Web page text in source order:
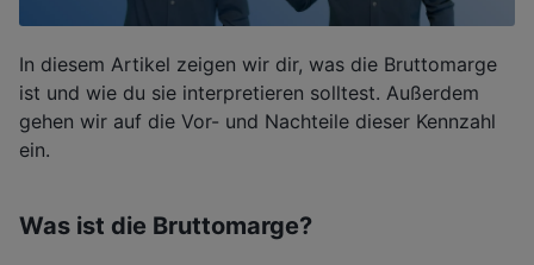
In diesem Artikel zeigen wir dir, was die Bruttomarge
ist und wie du sie interpretieren solltest. Außerdem
gehen wir auf die Vor- und Nachteile dieser Kennzahl
ein.
Was ist die Bruttomarge?